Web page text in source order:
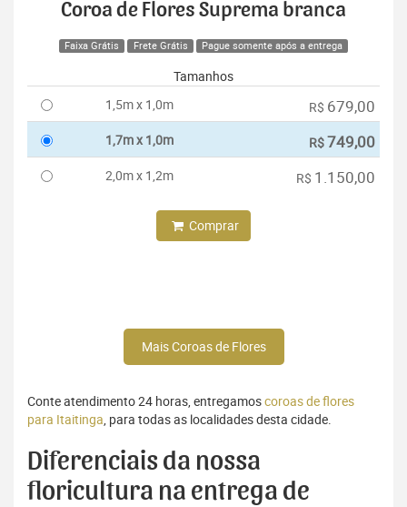
Coroa de Flores Suprema branca
Faixa Grátis Frete Grátis Pague somente após a entrega
Tamanhos
1,5m x 1,0m
R$ 679,00
1,7m x 1,0m R$749,00
2,0m x 1,2m R$ 1.150,00
Comprar
Mais Coroas de Flores
Conte atendimento 24 horas, entregamoscoroas de flores
para Itaitinga, para todas as localidades desta cidade.
Diferenciais da nossa
floricultura na entrega de